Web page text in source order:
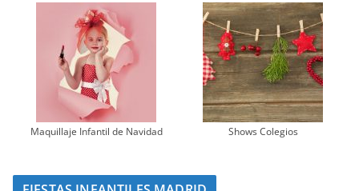
Maquillaje Infantil de Navidad Shows Colegios